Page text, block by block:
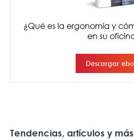
Tendencias, artículos y más